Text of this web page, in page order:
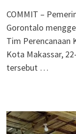
COMMIT –
Gorontalo
Tim Perencanaan
Kota Makassar,
tersebut …